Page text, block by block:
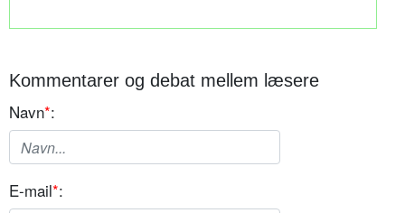
Kommentarer og debat mellem læsere
Navn*:
E-mail*: